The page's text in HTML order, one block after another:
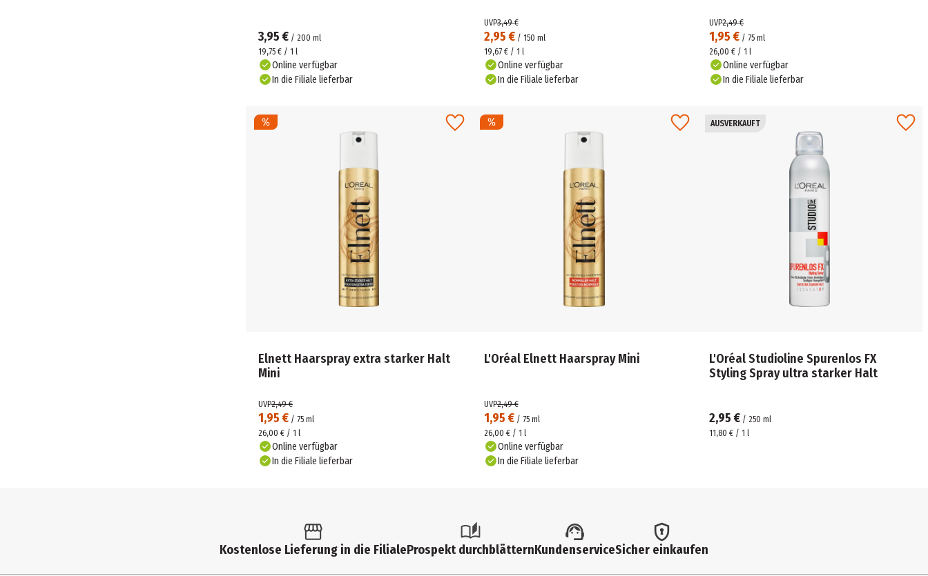
3,95 € / 200 ml
19,75 € / 1 l
Online verfügbar
In die Filiale lieferbar
2,95 €/ 150 ml
UVP3,49 €
19,67 € / 1 l
Online verfügbar
In die Filiale lieferbar
1,95 € /75 ml
UVP2,49 €
26,00 € / 1 l
Online verfügbar
In die Filiale lieferbar
Elnett Haarspray extra starker Halt
Mini
1,95 € / 75 ml
UVP2,49 €
26,00 € / 1 l
Online verfügbar
In die Filiale lieferbar
L'Oréal Elnett Haarspray Mini
1,95 €/ 75 ml
UVP2,49 €
26,00 € / 1 l
Online verfügbar
In die Filiale lieferbar
AUSVERKAUFT
L'Oréal Studioline Spurenlos FX
Styling Spray ultra starker Halt
2,95 € / 250 ml
11,80 € / 1 l
Kostenlose Lieferung in die FilialeProspekt durchblätternKundenserviceSicher einkaufen